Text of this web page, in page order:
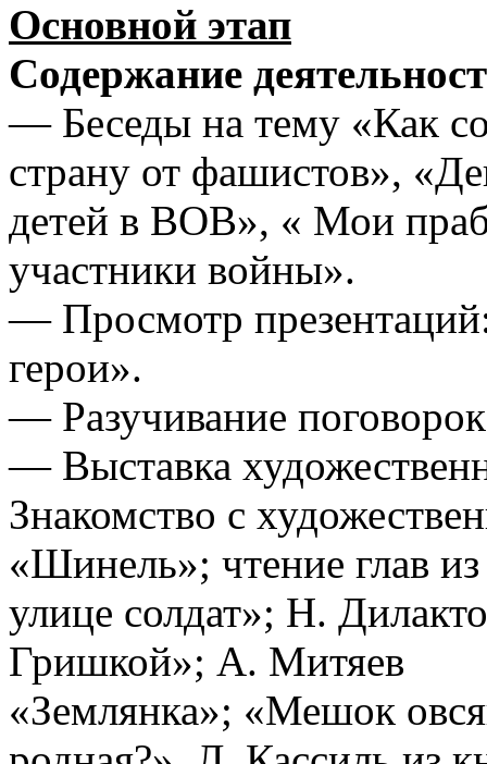
Основной этап
Содержание
— Беседы на тему «Как
страну от фашистов»,
детей в ВОВ», « Мои
участники войны».
— Просмотр
герои».
— Разучивание
— Выставка
Знакомство с
«Шинель»; чтение глав
улице солдат»; Н.
Гришкой»; А. Митяев
«Землянка»; «Мешок